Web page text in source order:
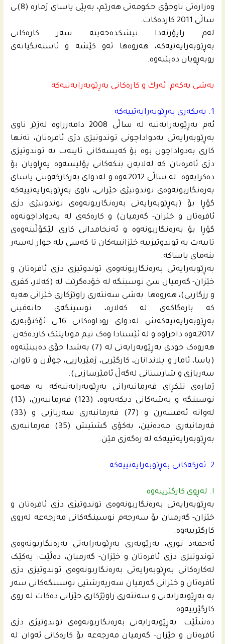
وەزارەتی ناوخۆی حکومەتی هەرێم، بەپێی یاسای ژمارە (8)ـی
ساڵی 2011 کاردەکات.
لەم راپۆرتەدا تیشکدەخەینە سەر کارەکانی
بەڕێوبەرایەتیه‌كه‌، هه‌روه‌ها ئه‌و كێشه‌ و ئاسته‌نگیانه‌ى
روبه‌ڕویان ده‌بێته‌وه‌.
بەشی یەکەم: ئه‌رك و کارەکانی بەڕێوبەرایەتیه‌كه‌
1. په‌یكه‌رى به‌ڕێوبه‌رایه‌تییه‌كه‌
ئەم بەڕێوبەرایەتیە لە ساڵی 2008 دامەزراوە لەژێر ناوی
بەڕێوبەرایەتی بەدواداچونی توندوتیژی دژی ئافرەتان، تەنها
کاری بەدواداچون بوە بۆ کەیسەکانی تایبەت بە توندوتیژی
دژی ئافرەتان کە لەلایەن بنکەکانی پۆلیسەوە پەڕاویان بۆ
دەکرایەوە. لە ساڵی 2012ـه‌وه‌ و لەدوای بەرکارکەوتنی یاسای
بەرەنگاربونەوەی توندوتیژی خێزانی، ناوی بەڕێوبەرایەتییه‌كه‌
گۆڕا بۆ (بەڕێوبەرایەتی بەرەنگاربونەوەی توندوتیژی دژی
ئافرەتان و خێزان- گه‌رمیان) و کارەکەی لە بەدواداچونەوە
گۆڕا بۆ بەرەنگاربونەوە و ئەنجامدانی کاری لێکۆڵینەوەی
تایبەت بە توندوتیژییە خێزانییەکان تا کەسی پلە چوار لەسەر
بنەمای یاساکە.
بەڕێوبەرایەتی بەرەنگاربونەوەی توندوتیژی دژی ئافرەتان و
خێزان- گەرمیان سێ نوسینگە لە خۆدەگرێت لە (کەلار، کفری
و رزگاریی)، هەروەها بەشی سەنتەری راوێژکاری خێزانی هه‌یه‌
كه‌ باره‌گاكه‌ى له‌ كه‌لاره‌، نوسینگەی خانەقینی
به‌ڕێوبه‌رایه‌تیه‌كه‌ش لەدوای روداوه‌كانى 16ـى ئۆکتۆبەری
2017ـه‌وه‌ داخراوە و لە ئێستادا وەک تیم موبایلێک کاردەکەن.
هەروەک خودی بەڕێوبەرایەتی لە (7) بەشدا خۆی دەبینێتەوە
(یاسا، ئامار و پلاندانان، کارگێریی، ژمێریاریی، جوڵان و تاوان،
سەربازی و شارستانی له‌گه‌ڵ ئامێرسازیی).
ژمارەی تێکڕای فەرمانبەرانی بەڕێوبەرایەتیه‌كه‌ به‌ هه‌مو
نوسینگه‌ و به‌شه‌كانى دیكه‌یه‌وه‌، (123) فه‌رمانبه‌رن، (13)
له‌وانه‌ ئەفسەرن و (77) فه‌رمانبه‌رى سه‌ربازیی و (33)
فەرمانبەری مەدەنین، به‌كۆی گشتیش (35) فه‌رمانبه‌رى
به‌ڕێوبه‌رایه‌تییه‌كه‌ له‌ ره‌گه‌زی مێن.
2. ئه‌ركه‌كانى به‌ڕێوبه‌رایه‌تییه‌كه‌
ا. لەڕوی کارگێرییەوە
بەڕێوبەرایەتی بەرەنگاربونەوەی توندوتیژی دژی ئافرەتان و
خێزان- گەرمیان بۆ سەرجەم نوسینگەکانی مەرجەعە لەروی
کارگێرییەوە.
ئەحمه‌د نوری، بەرێوبەری بەڕێوبەرایەتی بەرەنگاربونەوەی
توندوتیژی دژی ئافرەتان و خێزان- گەرمیان، دەڵێت: یەکێک
لەکارەکانی بەڕێوبەرایەتی بەرەنگاربونەوەی توندوتیژی دژی
ئافرەتان و خێزانی گەرمیان سەرپەرشتیى نوسینگەکانی سەر
بە بەڕێوبەرایەتی و سەنتەری راوێژکاری خێزانی دەکات لە روی
کارگێرییەوە.
دەشڵێت: بەڕێوبەرایەتی بەرەنگاربونەوەی توندوتیژی دژی
ئافرەتان و خێزان- گەرمیان مەرجەعە بۆ کارەکانی ئەوان لە